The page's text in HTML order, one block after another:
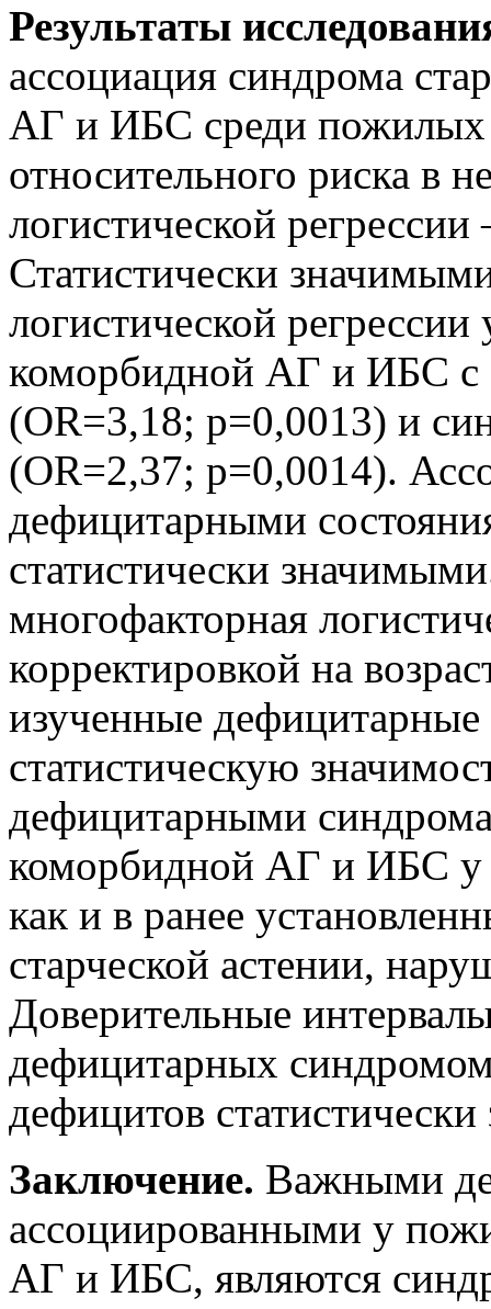
Результаты
ассоциация синдрома
АГ и ИБС среди пожилых
относительного риска в
логистической
Статистически
логистической
коморбидной АГ и ИБС с
(OR=3,18; p=0,0013) и
(OR=2,37; p=0,0014).
дефицитарными
статистически
многофакторная
корректировкой на
изученные
статистическую
дефицитарными
коморбидной АГ и ИБС у
как и в ранее
старческой астении,
Доверительные
дефицитарных
дефицитов
Заключение. Важными
ассоциированными у
АГ и ИБС, являются